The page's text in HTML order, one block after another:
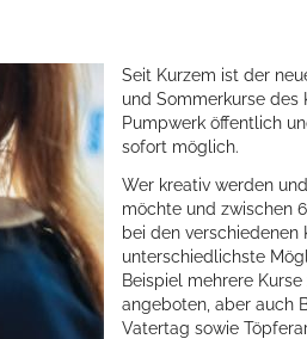
Seit Kurzem ist der
und Sommerkurse des
Pumpwerk öffentlich
sofort möglich.
Wer kreativ werden
möchte und zwischen
bei den verschiedenen
unterschiedlichste
Beispiel mehrere
angeboten, aber auch
Vatertag sowie